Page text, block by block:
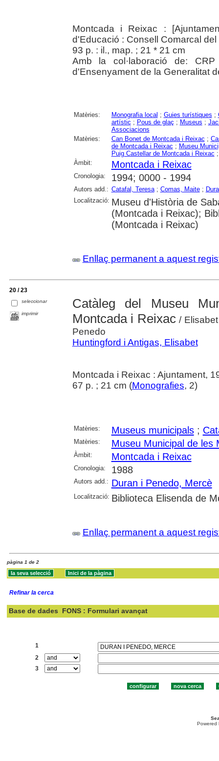
Montcada i Reixac :
d'Educació : Consell Comarcal
93 p. : il., map. ; 21 * 21 cm
Amb la col·laboració de:
d'Ensenyament de la Generalitat
Matèries: Monografia local ; Guies turístiques ;
artístic ; Pous de glaç ; Museus ;
Associacions
Matèries:
Can Bonet de Montcada i Reixac ;
de Montcada i Reixac ; Museu
Puig Castellar de Montcada i Reixac
Àmbit:
Montcada i Reixac
Cronologia: 1994; 0000 - 1994
Autors add.: Catafal, Teresa; Comas, Maite;
Localització: Museu d'Història de
(Montcada i Reixac);
(Montcada i Reixac)
Enllaç permanent a aquest
20 / 23
seleccionar
imprimir
Catàleg del Museu
Montcada i Reixac /
Penedo
Huntingford i Antigas, Elisabet
Montcada i Reixac : Ajuntament,
67 p. ; 21 cm (Monografies, 2)
Matèries: Museus municipals;
Matèries: Museu Municipal de les
Àmbit: Montcada i Reixac
Cronologia: 1988
Autors add.: Duran i Penedo, Mercè
Localització: Biblioteca Elisenda de
Enllaç permanent a aquest
pàgina 1 de 2
Refinar la cerca
Base de dades FONS : Formulari avançat
1
2
3